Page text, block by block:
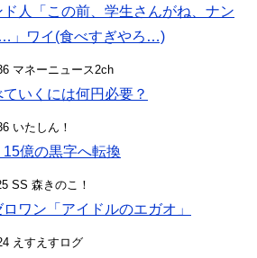
人「この前、学生さんがね、ナン
」ワイ(食べすぎやろ…)
マネーニュース2ch
いくには何円必要？
いたしん！
億の黒字へ転換
SS 森きのこ！
ワン「アイドルのエガオ」
えすえすログ